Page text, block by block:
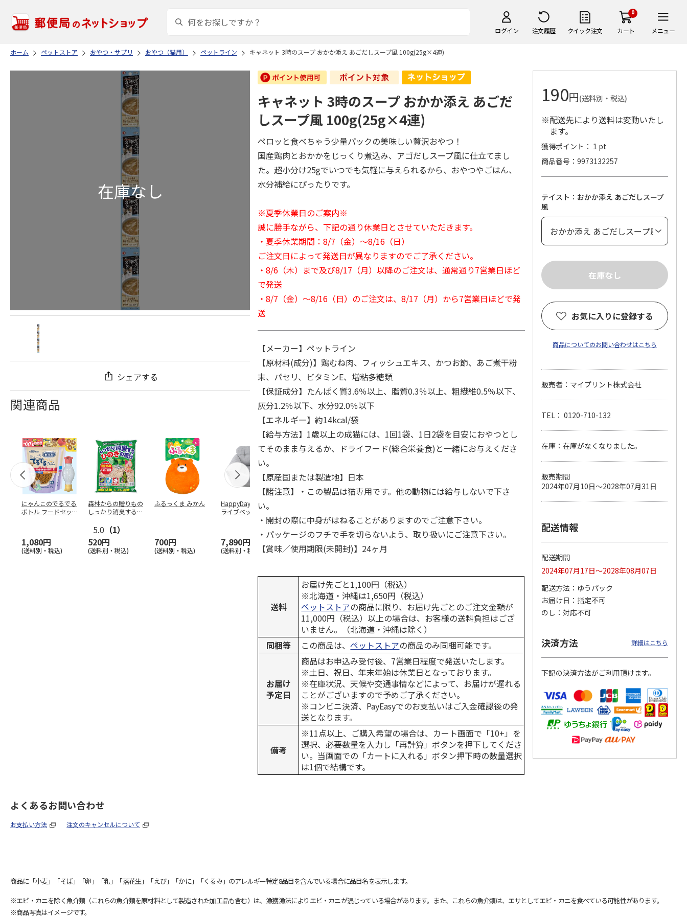
ログイン 注文履歴 クイック注文
0
カート メニュー
ホーム ペットストア おやつ・サプリ おやつ（猫用） ペットライン キャネット 3時のスープ おかか添え あごだしスープ風 100g(25g×4連)
シェアする
関連商品
にゃんこのでるでる
ボトル フードセッ
1,080円
(送料別・税込)
森林からの贈りもの
しっかり消臭するひ
5.0 （1）
520円
(送料別・税込)
ふるっくま みかん
700円
(送料別・税込)
HappyDays 2wayド
ライブベッド グレ
7,890円
(送料別・税込)
イレ ナチュラルグ
1,550円
(送料別・税込)
ンド 4L
1,320円
(送料別・税込)
ぐるぐるボーン型 S
470円 120円
ペット線香 虹のか
590円
CIAO 香り立つクラ
380円
キャネット 3時のスープ おかか添え あごだ
しスープ風 100g(25g×4連)
ペロッと食べちゃう少量パックの美味しい贅沢おやつ！
国産鶏肉とおかかをじっくり煮込み、アゴだしスープ風に仕立てまし
た。超小分け25gでいつでも気軽に与えられるから、おやつやごはん、
水分補給にぴったりです。
※夏季休業日のご案内※
誠に勝手ながら、下記の通り休業日とさせていただきます。
・夏季休業期間：8/7（金）～8/16（日）
ご注文日によって発送日が異なりますのでご了承ください。
・8/6（木）まで及び8/17（月）以降のご注文は、通常通り7営業日ほど
で発送
・8/7（金）～8/16（日）のご注文は、8/17（月）から7営業日ほどで発
送
【メーカー】ペットライン
【原材料(成分)】鶏むね肉、フィッシュエキス、かつお節、あご煮干粉
末、パセリ、ビタミンE、増粘多糖類
【保証成分】たんぱく質3.6％以上、脂質0.3％以上、粗繊維0.5％以下、
灰分1.2％以下、水分92.0％以下
【エネルギー】約14kcal/袋
【給与方法】1歳以上の成猫には、1回1袋、1日2袋を目安におやつとし
てそのまま与えるか、ドライフード(総合栄養食)と一緒にお与えくださ
い。
【原産国または製造地】日本
【諸注意】・この製品は猫専用です。他の動物には給与しないで下さ
い。
・開封の際に中身がはねることがありますのでご注意下さい。
・パッケージのフチで手を切らないよう、取り扱いにご注意下さい。
【賞味／使用期限(未開封)】24ヶ月
送料
お届け先ごと1,100円（税込）
※北海道・沖縄は1,650円（税込）
ペットストアの商品に限り、お届け先ごとのご注文金額が
11,000円（税込）以上の場合は、お客様の送料負担はござ
いません。（北海道・沖縄は除く）
同梱等
この商品は、ペットストアの商品のみ同梱可能です。
お届け
予定日
商品はお申込み受付後、7営業日程度で発送いたします。
※土日、祝日、年末年始は休業日となっております。
※在庫状況、天候や交通事情などによって、お届けが遅れる
ことがございますので予めご了承ください。
※コンビニ決済、PayEasyでのお支払いはご入金確認後の発
送となります。
備考
※11点以上、ご購入希望の場合は、カート画面で「10+」を
選択、必要数量を入力し「再計算」ボタンを押下してくださ
い。当画面での「カートに入れる」ボタン押下時の数量選択
は1個で結構です。
190円(送料別・税込)
※配送先により送料は変動いたし
ます。
獲得ポイント： 1 pt
商品番号
9973132257
テイスト：おかか添え あごだしスープ
風
お気に入りに登録する
商品についてのお問い合わせはこちら
販売者：マイプリント株式会社
TEL： 0120-710-132
在庫：在庫がなくなりました。
販売期間
2024年07月10日～2028年07月31日
配送情報
配送期間
2024年07月17日～2028年08月07日
配送方法
ゆうパック
お届け日
指定不可
のし
対応不可
決済方法 詳細はこちら
下記の決済方法がご利用頂けます。
よくあるお問い合わせ
お支払い方法 注文のキャンセルについて
商品に「小麦」「そば」「卵」「乳」「落花生」「えび」「かに」「くるみ」のアレルギー特定8品目を含んでいる場合に品目名を表示します。
※エビ・カニを除く魚介類（これらの魚介類を原材料として製造された加工品も含む）は、漁獲漁法によりエビ・カニが混じっている場合があります。また、これらの魚介類は、エサとしてエビ・カニを食べている可能性があります。
※商品写真はイメージです。